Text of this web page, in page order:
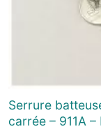
Serrure
carrée – 911A –